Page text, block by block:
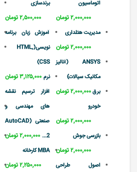
اتوماسیون
۲,۰۰۰,۰۰۰ تومان
مدیریت هتلداری
۲,۰۰۰,۰۰۰ تومان
ANSYS (آنالیز
مکانیک سیالات)
۲,۰۰۰,۰۰۰ تومانبرق
خودرو
۲,۰۰۰,۰۰۰ تومان
بازرسی جوش
۲,۰۰۰,۰۰۰ تومان
اصول طراحی
برندسازی
۲,۵۰۰,۰۰۰ تومان
آموزش زبان برنامه
نویسی(HTML,
CSS)
۳,۱۲۵,۰۰۰ تومان نرم
افزار ترسیم نقشه
های مهندسی و
صنعتی (AutoCAD
2...
۲,۰۰۰,۰۰۰ تومان
MBA کارخانه
۲,۲۵۰,۰۰۰ تومان